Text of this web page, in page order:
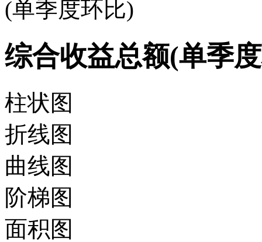
(单季度环比)
综合收益总额(单季
柱状图
折线图
曲线图
阶梯图
面积图